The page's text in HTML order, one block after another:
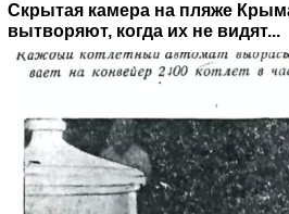
Скрытая камера на пляже
вытворяют, когда их не видят...